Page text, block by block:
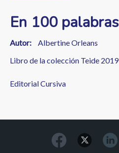
En 100 palabras
Autor
Albertine Orleans
Libro de la colección Teide 2019
Editorial Cursiva